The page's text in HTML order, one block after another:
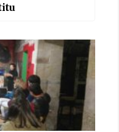
bideoa Hamaika